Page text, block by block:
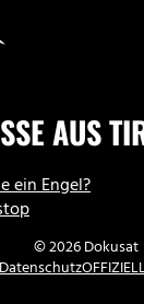
AUS
ein Engel?
© 2026 Dokusat
Datenschutz